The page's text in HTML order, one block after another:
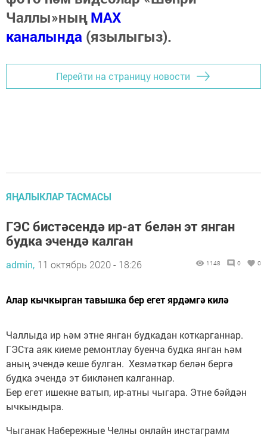
Чаллы»ныңMAX
каналында (язылыгыз).
Перейти на страницу новости
ЯҢАЛЫКЛАР ТАСМАСЫ
ГЭС бистәсендә ир-ат белән эт янган
будка эчендә калган
admin, 11 октябрь 2020 - 18:26 1148 0 0
Алар кычкырган тавышка бер егет ярдәмгә килә
Чаллыда ир һәм этне янган будкадан коткарганнар.
ГЭСта аяк киеме ремонтлау буенча будка янган һәм
аның эчендә кеше булган. Хезмәткәр белән бергә
будка эчендә эт бикләнеп калганнар.
Бер егет ишекне ватып, ир-атны чыгара. Этне бәйдән
ычкындыра.
Чыганак Набережные Челны онлайн инстаграмм